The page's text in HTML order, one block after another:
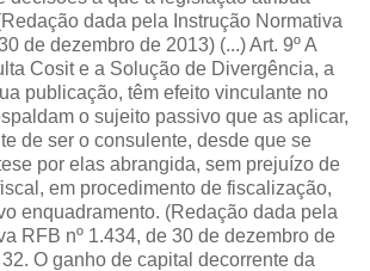
dada pela Instrução Normativa
de dezembro de 2013) (...) Art. 9º A
Cosit e a Solução de Divergência, a
publicação, têm efeito vinculante no
o sujeito passivo que as aplicar,
de ser o consulente, desde que se
por elas abrangida, sem prejuízo de
em procedimento de fiscalização,
enquadramento. (Redação dada pela
RFB nº 1.434, de 30 de dezembro de
O ganho de capital decorrente da